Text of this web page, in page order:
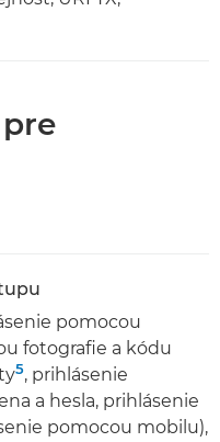
pomocou
fotografie a kódu
5, prihlásenie
a hesla, prihlásenie
pomocou mobilu),